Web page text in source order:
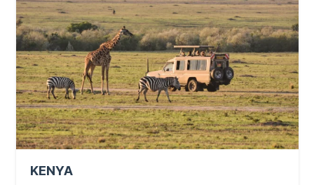
KENYA